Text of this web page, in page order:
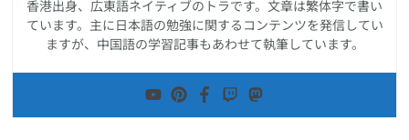
香港出身、広東語ネイティブのトラです。文章は繁体字で書い
ています。主に日本語の勉強に関するコンテンツを発信してい
ますが、中国語の学習記事もあわせて執筆しています。